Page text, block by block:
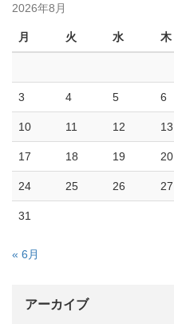
2026年8月
月 火 水 木
3 4 5 6
10 11 12 13
17 18 19 20
24 25 26 27
31
« 6月
アーカイブ